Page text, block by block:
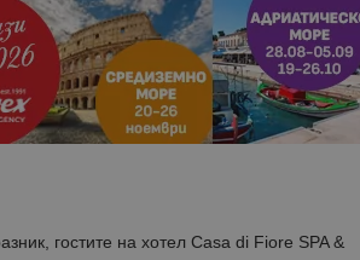
гостите на хотел Casa di Fiore SPA &